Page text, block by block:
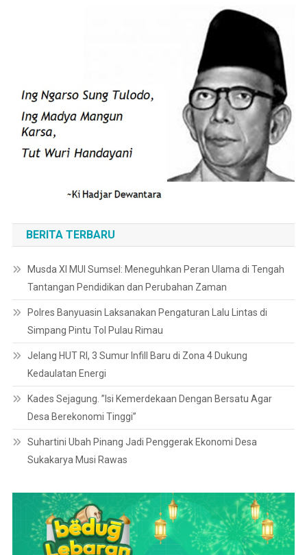
BERITA TERBARU
Musda XI MUI Sumsel: Meneguhkan Peran Ulama di Tengah
Tantangan Pendidikan dan Perubahan Zaman
Polres Banyuasin Laksanakan Pengaturan Lalu Lintas di
Simpang Pintu Tol Pulau Rimau
Jelang HUT RI, 3 Sumur Infill Baru di Zona 4 Dukung
Kedaulatan Energi
Kades Sejagung. ”Isi Kemerdekaan Dengan Bersatu Agar
Desa Berekonomi Tinggi”
Suhartini Ubah Pinang Jadi Penggerak Ekonomi Desa
Sukakarya Musi Rawas